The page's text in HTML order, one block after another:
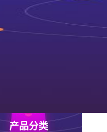
产品分类